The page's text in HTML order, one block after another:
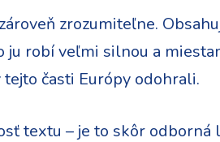
zrozumiteľne.
robí veľmi silnou a
časti Európy odohrali.
textu – je to skôr